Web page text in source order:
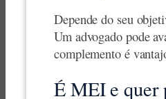
Depende do seu
Um advogado pode
complemento é
É MEI e quer